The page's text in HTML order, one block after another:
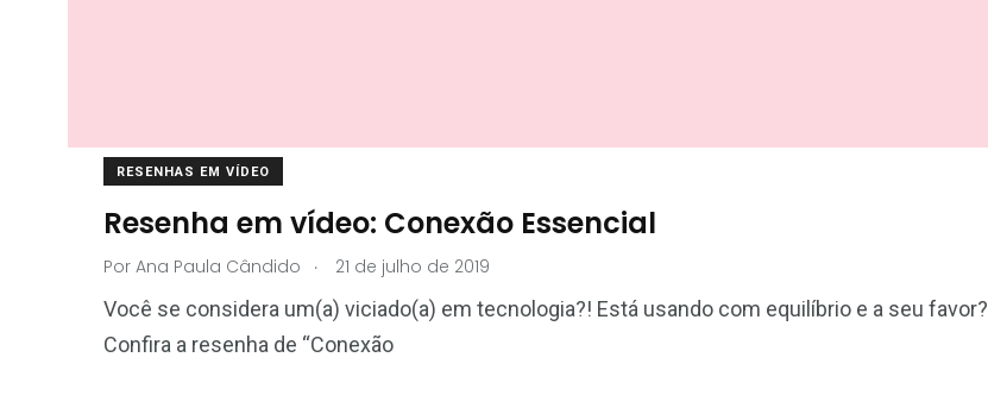
RESENHAS EM VÍDEO
Resenha em vídeo: Conexão Essencial
Por Ana Paula Cândido . 21 de julho de 2019
Você se considera um(a) viciado(a) em tecnologia?! Está usando com equilíbrio e a seu favor?
Confira a resenha de “Conexão